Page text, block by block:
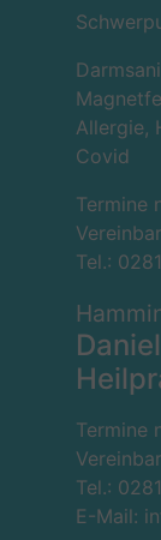
Allergie,
Covid
Termine
Tel.:
Termine
Tel.:
E-Mail: